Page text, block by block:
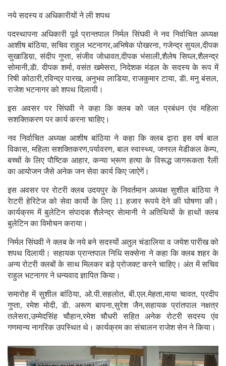
नये सदस्य व अधिकारीयों ने ली शपथ
पदस्थापना अधिकारी पूर्व प्रान्तपाल निर्मल सिंघवी ने नव निर्वाचित अध्यक्ष
आशीष बांठिया, सचिव राहुल भटनागर,अभिषेक पोखरना, गजेन्द्र सुयल,दीपक
सुखाडिय़ा, संदीप गुप्ता, संजीव जोधावत,दीपक भंसाली,शैलेष सिघ्ल,शैलन्द्र
सोमानी,डॅा. दीपक शर्मा, वसंत खमेसरा, निदेशक मंडल के सदस्य के रूप में
रिषी कोठारी,रविन्द्र पारख, अनुभव लाडिया, राजकुमार टाया, डॅा. मनु बंसल,
राजेश भटनागर को शपथ दिलायी।
इस अवसर पर सिंघवी ने कहा कि क्लब को जल प्रबंधन एंव महिला
सशक्तिकरण पर कार्य करना चाहिए।
नव निर्वाचित अध्यक्ष आशीष बांठिया ने कहा कि क्लब द्वारा इस वर्ष बाल
विकास, महिला सशक्तिकरण,पर्यावरण, बाल स्वास्थ्य, जनरल मेडीकल केम्प,
बच्चों के लिए पौष्टिक आहार, कन्या भ्रूण हत्या के विरूद्ध जागरूकता रैली
का आयोजन जैसे अनेक जन सेवा कार्य किए जाऐगें।
इस अवसर पर रोटरी क्लब उदयपुर के निवर्तमान अध्यक्ष सुशील बांठिया ने
रेाटरी हेरिटेज को सेवा कार्यो के लिए 11 हजार रूपये देने की घोषणा की।
कार्यक्रम में बुलेटिन संपादक शैलेन्द्र सेामानी ने अतिथियों के हाथों क्लब
बुलेटिन का विमोचन कराया।
निर्मल सिंघवी ने क्लब के नये बने सदस्यों अतुल चंडालिया व जयेश पारीख को
शपथ दिलायी। सहायक प्रान्तपाल निधि सक्सेना ने कहा कि क्लब शहर के
अन्य रोटरी क्लबों के साथ मिलकर बड़े प्रोजक्ट करने चाहिए। अंत में सचिव
राहुल भटनागर ने धन्यवाद ज्ञापित किया।
समारोह में सुशील बांठिया, ओ.पी.सहलोत, बी.एल.मेहता,माया चावत, प्रदीप
गुप्ता, रमेश मोदी, डॅा. अरूण बापना,सुरेश जैन,सहायक प्रांतपाल नक्षत्र
तलेसरा,उम्मेदसिंह चौहान,रमेश चौधरी सहित अनेक रोटरी सदस्य एंव
गणमान्य नागरिक उपस्थित थे। कार्यक्रम का संचालन राजेश सेन ने किया।